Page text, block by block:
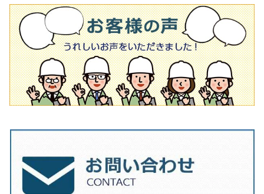
タイル針
タイル針
その他
オフセットタイプ（ハットタイプ
205ｍｍ（8インチ）
230mm（9インチ）
180mm（7インチ）
205mm（8インチ）
230mm（9インチ）
150ｍｍ（6インチ）
180ｍｍ（7インチ）
205mm（8インチ）